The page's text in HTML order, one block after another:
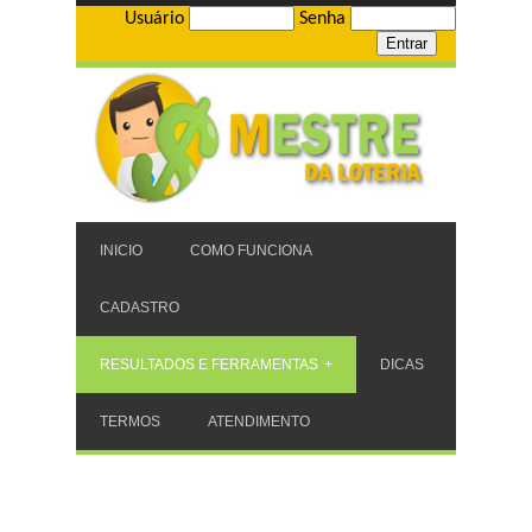
Usuário Senha
INICIO COMO FUNCIONA
CADASTRO
RESULTADOS E FERRAMENTAS DICAS
TERMOS ATENDIMENTO